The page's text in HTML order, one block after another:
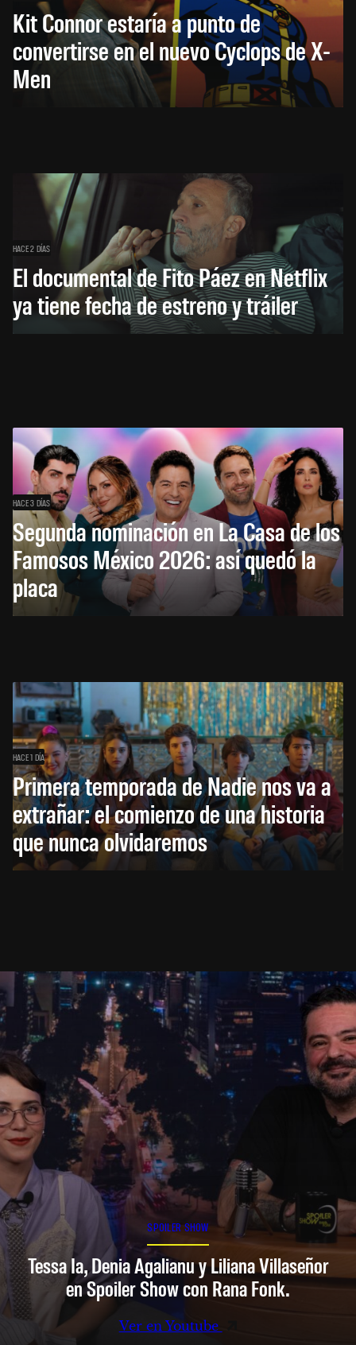
Kit Connor estaría a punto de
convertirse en el nuevo Cyclops de X-
Men
HACE 2 DÍAS
El documental de Fito Páez en Netflix
ya tiene fecha de estreno y tráiler
HACE 3 DÍAS
Segunda nominación en La Casa de los
Famosos México 2026: así quedó la
placa
HACE 1 DÍA
Primera temporada de Nadie nos va a
extrañar: el comienzo de una historia
que nunca olvidaremos
SPOILER SHOW
Tessa Ia, Denia Agalianu y Liliana Villaseñor
en Spoiler Show con Rana Fonk.
Ver en Youtube